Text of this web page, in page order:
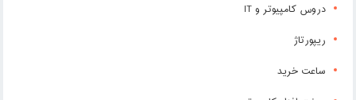
دروس کامپیوتر و IT
ریپورتاژ
ساعت خرید